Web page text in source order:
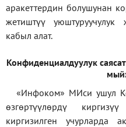
аракеттердин болушунан
жетиштүү
кабыл алат.
Конфиденциалдуулук
«Инфоком» МИси ушул
өзгөртүүлөрдү
киргизилген учурларда